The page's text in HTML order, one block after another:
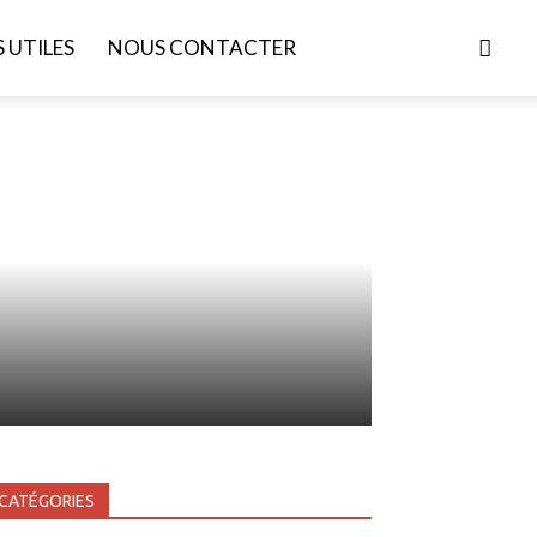
UTILES NOUS CONTACTER